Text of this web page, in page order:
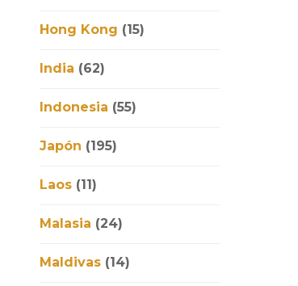
Hong Kong (15)
India (62)
Indonesia (55)
Japón (195)
Laos (11)
Malasia (24)
Maldivas (14)